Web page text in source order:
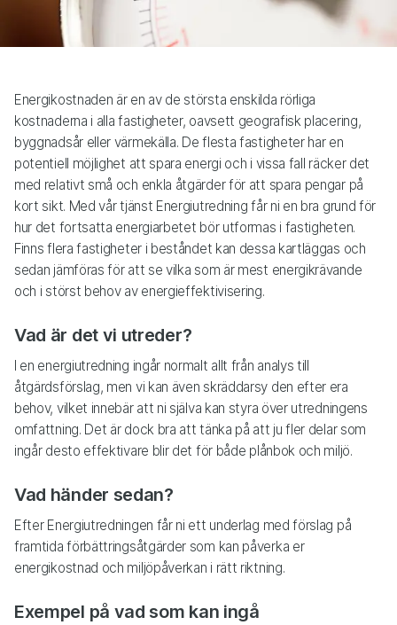
Energikostnaden är en av de största enskilda rörliga
kostnaderna i alla fastigheter, oavsett geografisk placering,
byggnadsår eller värmekälla. De flesta fastigheter har en
potentiell möjlighet att spara energi och i vissa fall räcker det
med relativt små och enkla åtgärder för att spara pengar på
kort sikt. Med vår tjänst Energiutredning får ni en bra grund för
hur det fortsatta energiarbetet bör utformas i fastigheten.
Finns flera fastigheter i beståndet kan dessa kartläggas och
sedan jämföras för att se vilka som är mest energikrävande
och i störst behov av energieffektivisering.
Vad är det vi utreder?
I en energiutredning ingår normalt allt från analys till
åtgärdsförslag, men vi kan även skräddarsy den efter era
behov, vilket innebär att ni själva kan styra över utredningens
omfattning. Det är dock bra att tänka på att ju fler delar som
ingår desto effektivare blir det för både plånbok och miljö.
Vad händer sedan?
Efter Energiutredningen får ni ett underlag med förslag på
framtida förbättringsåtgärder som kan påverka er
energikostnad och miljöpåverkan i rätt riktning.
Exempel på vad som kan ingå